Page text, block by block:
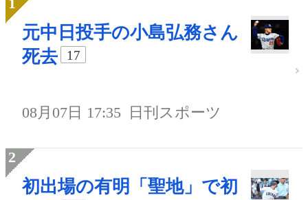
元中日投手の小島弘務さん
死去
17
08月07日 17:35 日刊スポーツ
初出場の有明「聖地」で初